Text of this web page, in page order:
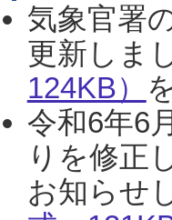
気象官署
更新しま
124KB）
令和6年6
りを修正
お知らせ